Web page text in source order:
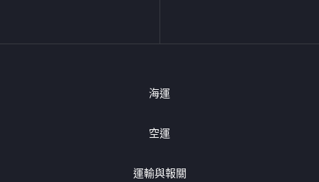
海運
空運
運輸與報關